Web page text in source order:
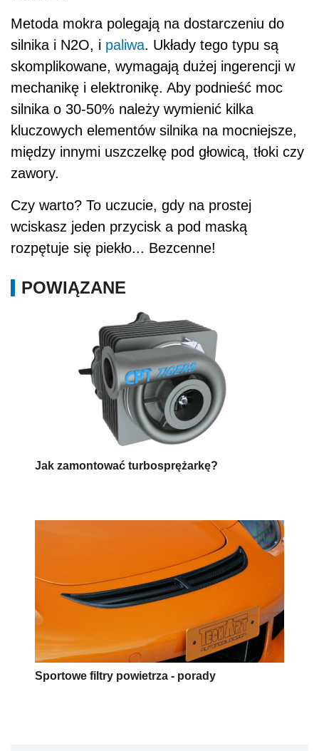
Metoda mokra polegają na dostarczeniu do
silnika i N2O, i paliwa. Układy tego typu są
skomplikowane, wymagają dużej ingerencji w
mechanikę i elektronikę. Aby podnieść moc
silnika o 30-50% należy wymienić kilka
kluczowych elementów silnika na mocniejsze,
między innymi uszczelkę pod głowicą, tłoki czy
zawory.
Czy warto? To uczucie, gdy na prostej
wciskasz jeden przycisk a pod maską
rozpętuje się piekło... Bezcenne!
POWIĄZANE
Jak zamontować turbosprężarkę?
Sportowe filtry powietrza - porady